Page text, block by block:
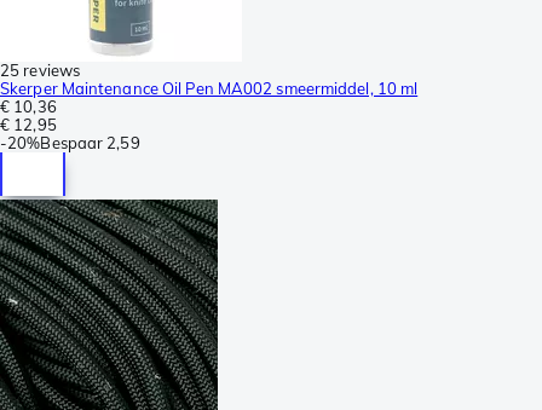
25 reviews
Skerper Maintenance Oil Pen MA002 smeermiddel, 10 ml
€ 10,36
€ 12,95
-20%Bespaar 2,59